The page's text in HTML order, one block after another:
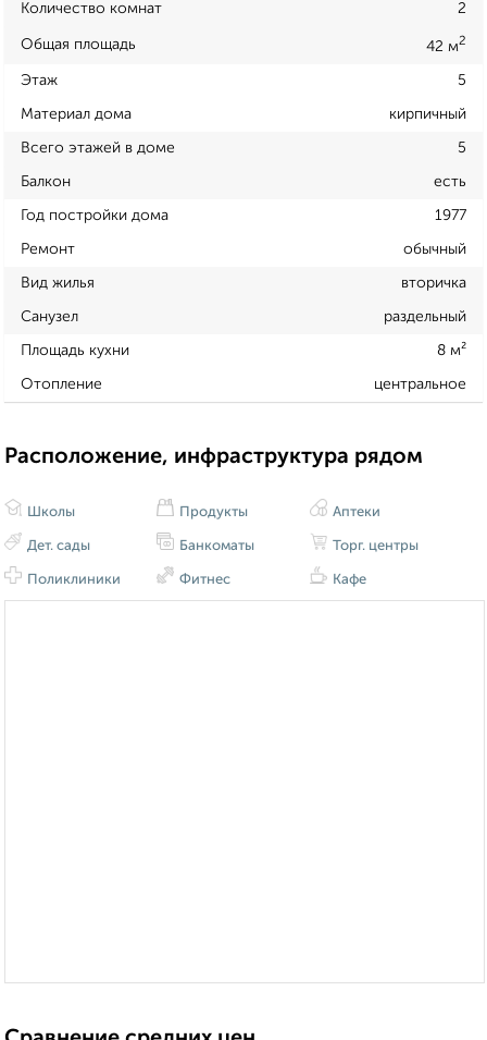
Количество комнат 2
Общая площадь 42 м2
Этаж 5
Материал дома кирпичный
Всего этажей в доме 5
Балкон есть
Год постройки дома 1977
Ремонт обычный
Вид жилья вторичка
Санузел раздельный
Площадь кухни 8 м²
Отопление центральное
Расположение, инфраструктура рядом
Школы
Дет. сады
Поликлиники
Продукты
Банкоматы
Фитнес
Аптеки
Торг. центры
Кафе